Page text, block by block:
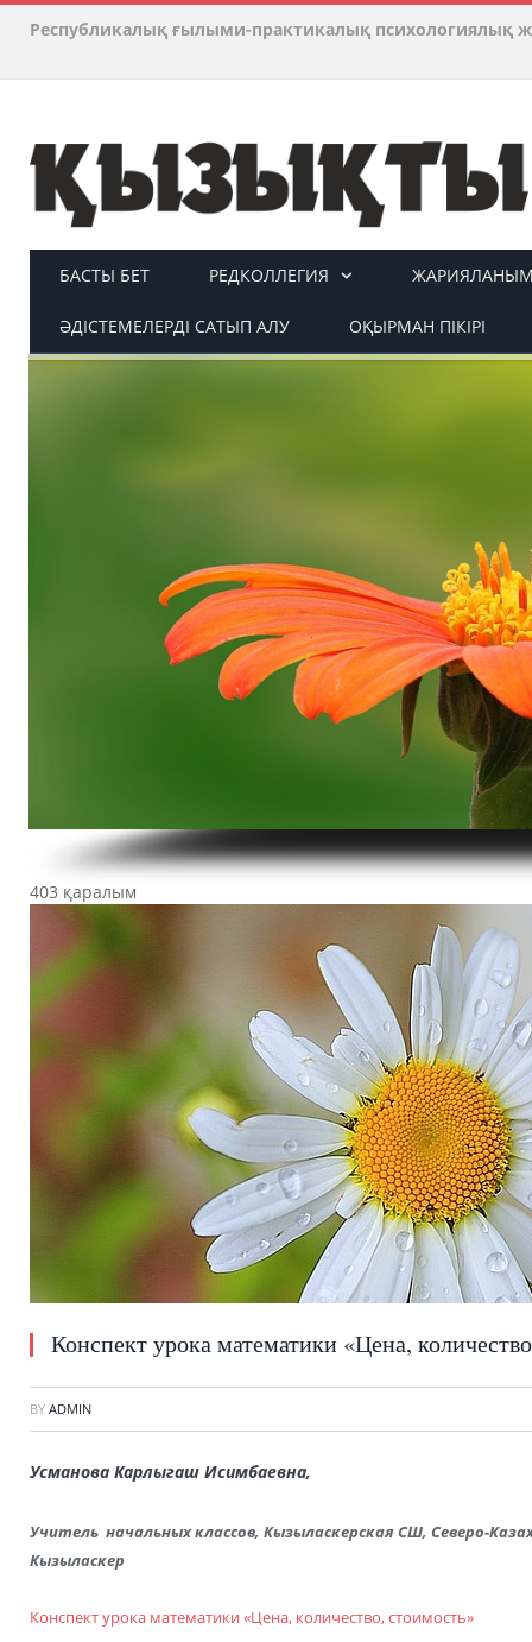
Республикалық ғылыми-практикалық психологиялық
БАСТЫ БЕТ РЕДКОЛЛЕГИЯ ЖАРИЯЛАНЫМ
ӘДІСТЕМЕЛЕРДІ САТЫП АЛУ ОҚЫРМАН ПІКІРІ
403 қаралым
Конспект урока математики «Цена,
BY ADMIN
Усманова Карлыгаш Исимбаевна,
Учитель начальных классов, Кызыласкерская СШ, Северо-
Кызыласкер
Конспект урока математики «Цена, количество, стоимость»